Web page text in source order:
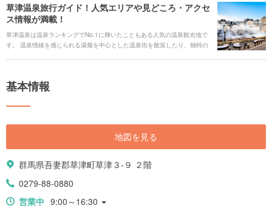
草津温泉旅行ガイド！人気エリアや見どころ・アクセ
ス情報が満載！
草津温泉は温泉ランキングでNo.1に輝いたこともある人気の温泉観光地で
す。 温泉情緒を感じられる湯畑を中心とした温泉街を散策したり、独特の
通、イベント情報まで、草津温泉への旅行の魅力をまとめてご紹介しま
基本情報
地図を見る
群馬県吾妻郡草津町草津３-９ ２階
0279-88-0880
営業中 9:00～16:30